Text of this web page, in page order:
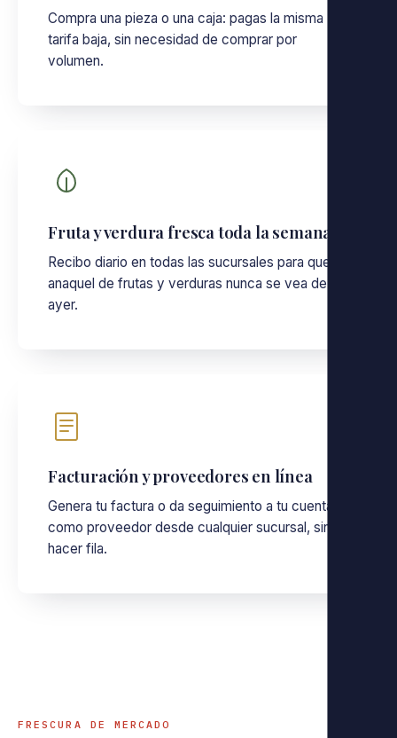
Compra una pieza o una caja: pagas la misma
tarifa baja, sin necesidad de comprar por
volumen.
Fruta y verdura fresca toda la semana
Recibo diario en todas las sucursales para que el
anaquel de frutas y verduras nunca se vea de
ayer.
Facturación y proveedores en línea
Genera tu factura o da seguimiento a tu cuenta
como proveedor desde cualquier sucursal, sin
hacer fila.
FRESCURA DE MERCADO